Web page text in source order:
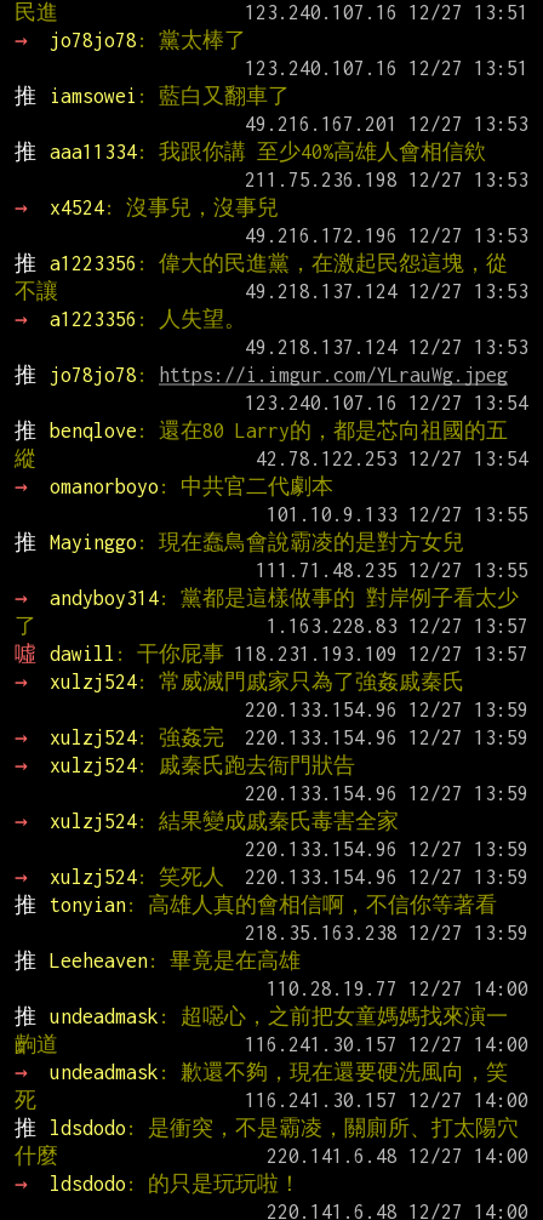
民進
→
jo78jo78 : 黨太棒了
推
iamsowei : 藍白又翻車了
推
aaa11334: 我跟你講 至少40%高雄人會相信欸
→
x4524: 沒事兒，沒事兒
推
a1223356 : 偉大的民進黨，在激起民怨這塊，從
不讓
→
a1223356 : 人失望。
推
jo78jo78 :
https://i.imgur.com/YLrauWg.jpeg
推
benqlove : 還在80 Larry的，都是芯向祖國的五
縱
→
omanorboyo : 中共官二代劇本
推
Mayinggo : 現在蠢鳥會說霸凌的是對方女兒
→
andyboy314: 黨都是這樣做事的 對岸例子看太少
了
噓
dawill : 干你屁事
→
xulzj524: 常威滅門戚家只為了強姦戚秦氏
→
xulzj524: 強姦完
→
xulzj524: 戚秦氏跑去衙門狀告
→
xulzj524: 結果變成戚秦氏毒害全家
→
xulzj524: 笑死人
推
tonyian: 高雄人真的會相信啊，不信你等著看
推
Leeheaven: 畢竟是在高雄
推
undeadmask : 超噁心，之前把女童媽媽找來演一
齣道
→
undeadmask : 歉還不夠，現在還要硬洗風向，笑
死
推
ldsdodo : 是衝突，不是霸凌，關廁所、打太陽穴
什麼
→
ldsdodo : 的只是玩玩啦！